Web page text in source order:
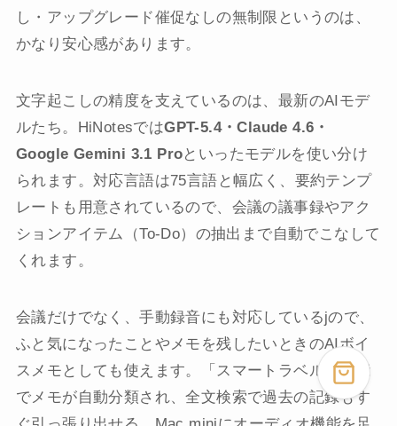
し・アップグレード催促なしの無制限というのは、
かなり安心感があります。
文字起こしの精度を支えているのは、最新のAIモデ
ルたち。HiNotesではGPT-5.4・Claude 4.6・
Google Gemini 3.1 Proといったモデルを使い分け
られます。対応言語は75言語と幅広く、要約テンプ
レートも用意されているので、会議の議事録やアク
ションアイテム（To-Do）の抽出まで自動でこなして
くれます。
会議だけでなく、手動録音にも対応しているjので、
ふと気になったことやメモを残したいときのAIボイ
スメモとしても使えます。「スマートラベル」機能
でメモが自動分類され、全文検索で過去の記録もす